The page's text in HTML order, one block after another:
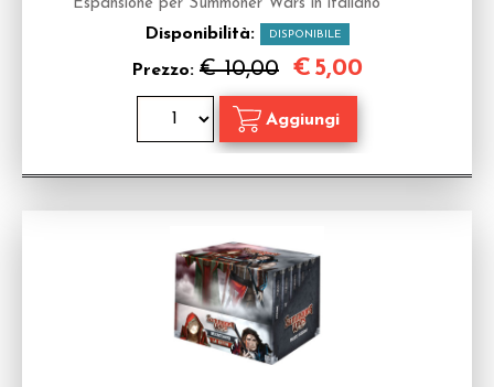
Espansione per Summoner Wars in italiano
Disponibilità: DISPONIBILE
Prezzo: € 10,00 € 5,00